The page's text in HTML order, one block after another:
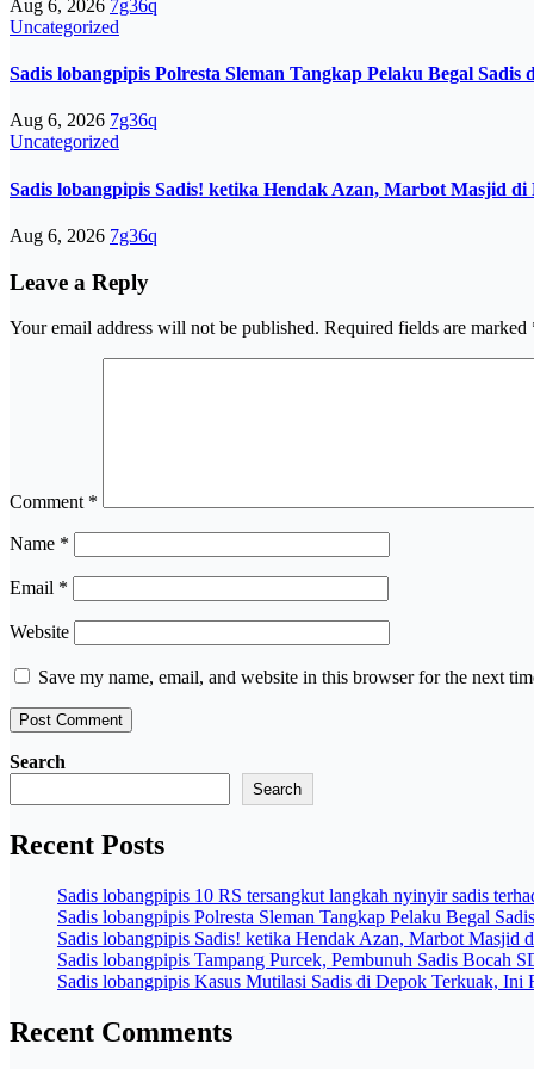
Aug 6, 2026 7g36q
Uncategorized
Sadis lobangpipis Polresta Sleman Tangkap Pelaku Begal Sadis
Aug 6, 2026 7g36q
Uncategorized
Sadis lobangpipis Sadis! ketika Hendak Azan, Marbot Masjid
Aug 6, 2026 7g36q
Leave a Reply
Your email address will not be published. Required fields are marked
Comment *
Name *
Email *
Website
Save my name, email, and website in this browser for the next
Search
Search
Recent Posts
Sadis lobangpipis 10 RS tersangkut langkah nyinyir sadis
Sadis lobangpipis Polresta Sleman Tangkap Pelaku Begal
Sadis lobangpipis Sadis! ketika Hendak Azan, Marbot Masjid
Sadis lobangpipis Tampang Purcek, Pembunuh Sadis Bocah
Sadis lobangpipis Kasus Mutilasi Sadis di Depok Terkuak, Ini
Recent Comments